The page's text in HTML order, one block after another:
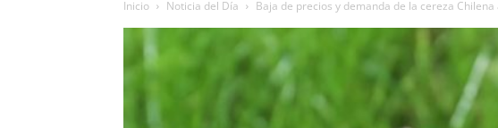
Inicio Noticia del Día Baja de precios y demanda de la cereza Chilena